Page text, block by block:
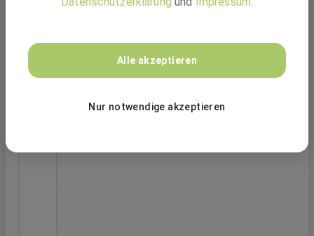
Praktikum / Abschlussarbeit (m/w/d) im
Bereich Notfallmanagement
Alle akzeptieren
Nur notwendige akzeptieren